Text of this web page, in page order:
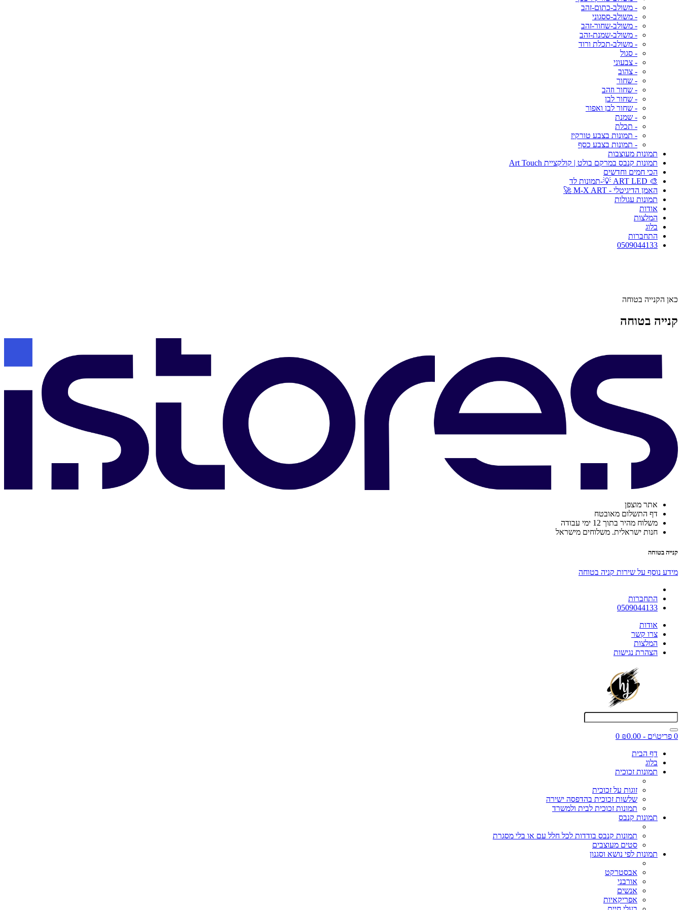
- משולב-כתום-זהב
- משולב-ססגוני
- משולב-שחור-זהב
- משולב-שמנת-זהב
- משולב-תכלת ורוד
- סגול
- צבעוני
- צהוב
- שחור
- שחור וזהב
- שחור לבן
- שחור לבן ואפור
- שמנת
- תכלת
- תמונות בצבע טורקיז
- תמונות בצבע כסף
תמונות מעוצבות
תמונות קנבס במרקם בולט | קולקציית Art Touch
הכי חמים וחדשים
🎨 ART LED 💡-תמונות לד
האמן הדיגיטלי - M-X ART 🚀
תמונות עגולות
אודות
המלצות
בלוג
התחברות
0509044133
כאן הקנייה בטוחה
קנייה בטוחה
אתר מוצפן
דף התשלום מאובטח
משלוח מהיר בתוך 12 ימי עבודה
חנות ישראלית. משלוחים מישראל
קנייה בטוחה
מידע נוסף על שירות קניה בטוחה
התחברות
0509044133
אודות
צרו קשר
המלצות
הצהרת נגישות
0 פריט\ים - ₪0.00
0
דף הבית
בלוג
תמונות זכוכית
זוגות על זכוכית
שלשות זכוכית בהדפסה ישירה
תמונות זכוכית לבית ולמשרד
תמונות קנבס
תמונות קנבס בודדות לכל חלל עם או בלי מסגרת
סטים מעוצבים
תמונות לפי נושא וסגנון
אבסטרקט
אורבני
אנשים
אפריקאיות